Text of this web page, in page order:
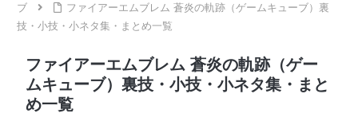
ブ
ファイアーエムブレム 蒼炎の軌跡（ゲームキューブ）裏
技・小技・小ネタ集・まとめ一覧
ファイアーエムブレム 蒼炎の軌跡（ゲー
ムキューブ）裏技・小技・小ネタ集・まと
め一覧